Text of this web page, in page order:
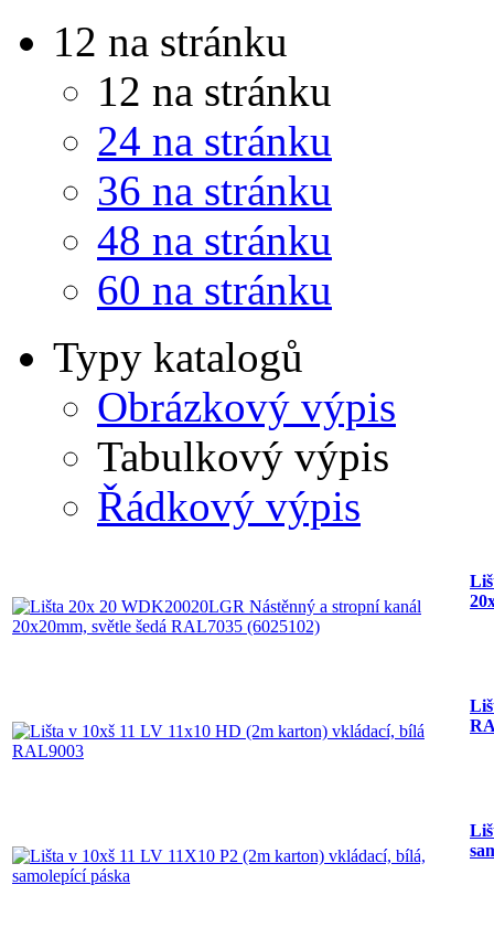
12 na stránku
12 na stránku
24 na stránku
36 na stránku
48 na stránku
60 na stránku
Typy katalogů
Obrázkový výpis
Tabulkový výpis
Řádkový výpis